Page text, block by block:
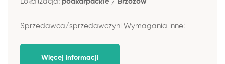
Lokalizacja: podkarpackie / Brzozów
Sprzedawca/sprzedawczyni Wymagania inne:
Więcej informacji